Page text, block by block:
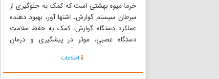
خرما میوه بهشتی است که کمک به جلوگیری از
سرطان سیستم گوارش، اشتها آور، بهبود دهنده
عملکرد دستگاه گوارش، کمک به حفظ سلامت
دستگاه عصبی، موثر در پیشگیری و درمان
بیماری‌های همچون فقر آهن، کم خونی و چربی
خون بالا می‌کند. یکی از مهم‌ترین محصولات
کشاورزی استان کرمان با توجه به آب و هوا و اقلی...
اطلاعات